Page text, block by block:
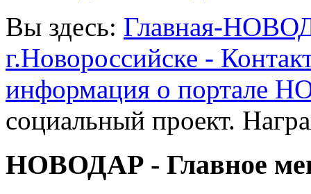
Вы здесь: Главная-
г.Новороссийске -
информация о портале
социальный проект.
НОВОДАР - Главное